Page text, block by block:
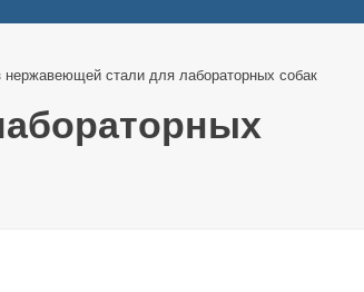
стали для лабораторных собак